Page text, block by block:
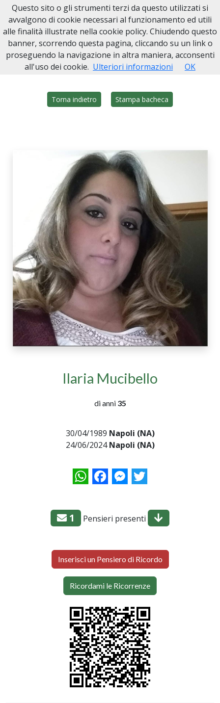
Onoranze Funebri Sarmino
Home Italia NA San Giuseppe Vesuviano Ilaria Mucibello
Torna indietro Stampa bacheca
Ilaria Mucibello
di anni 35
30/04/1989 Napoli (NA)
24/06/2024Napoli (NA)
WhatsAppFacebookMessenger
Twitter
1 Pensieri presenti
Inserisci un Pensiero di Ricordo
Ricordami le Ricorrenze
Questo sito o gli strumenti terzi da questo utilizzati si
avvalgono di cookie necessari al funzionamento ed utili
alle finalità illustrate nella cookie policy. Chiudendo questo
banner, scorrendo questa pagina, cliccando su un link o
proseguendo la navigazione in altra maniera, acconsenti
all'uso dei cookie. Ulteriori informazioni OK